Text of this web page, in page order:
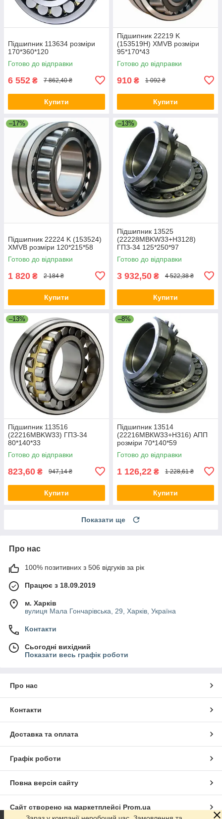
Підшипник 113634 розміри
170*360*120
Готово до відправки
6 552 ₴ 7 862,40 ₴
Купити
Підшипник 22219 K
(153519H) XMVB розміри
95*170*43
Готово до відправки
910 ₴ 1 092 ₴
Купити
–17%
Підшипник 22224 K (153524)
XMVB розміри 120*215*58
Готово до відправки
1 820 ₴ 2 184 ₴
Купити
–13%
Підшипник 13525
(22228MBKW33+Н3128)
ГПЗ-34 125*250*97
Готово до відправки
3 932,50 ₴ 4 522,38 ₴
Купити
–13%
Підшипник 113516
(22216MBKW33) ГПЗ-34
80*140*33
Готово до відправки
823,60 ₴ 947,14 ₴
Купити
–8%
Підшипник 13514
(22216MBКW33+Н316) АПП
розміри 70*140*59
Готово до відправки
1 126,22 ₴ 1 228,61 ₴
Купити
Показати ще
Про нас
100% позитивних з 506 відгуків за рік
Працює з 18.09.2019
м. Харків
вулиця Мала Гончарівська, 29, Харків, Україна
Контакти
Сьогодні вихідний
Показати весь графік роботи
Про нас
Контакти
Доставка та оплата
Графік роботи
Повна версія сайту
Сайт створено на маркетплейсі Prom.ua